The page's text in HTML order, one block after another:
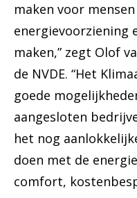
maken voor
energievoorziening
maken,” zegt Olof
de NVDE. “Het
goede
aangesloten
het nog
doen met de
comfort,